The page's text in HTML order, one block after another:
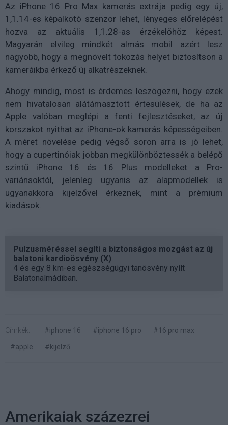
Az iPhone 16 Pro Max kamerás extrája pedig egy új,
1,1.14-es képalkotó szenzor lehet, lényeges előrelépést
hozva az aktuális 1,1.28-as érzékelőhöz képest.
Magyarán elvileg mindkét almás mobil azért lesz
nagyobb, hogy a megnövelt tokozás helyet biztosítson a
kameráikba érkező új alkatrészeknek.
Ahogy mindig, most is érdemes leszögezni, hogy ezek
nem hivatalosan alátámasztott értesülések, de ha az
Apple valóban meglépi a fenti fejlesztéseket, az új
korszakot nyithat az iPhone-ok kamerás képességeiben.
A méret növelése pedig végső soron arra is jó lehet,
hogy a cupertinóiak jobban megkülönböztessék a belépő
szintű iPhone 16 és 16 Plus modelleket a Pro-
variánsoktól, jelenleg ugyanis az alapmodellek is
ugyanakkora kijelzővel érkeznek, mint a prémium
kiadások.
Pulzusméréssel segíti a biztonságos mozgást az új
balatoni kardioösvény (X)
4 és egy 8 km-es egészségügyi tanösvény nyílt
Balatonalmádiban.
Címkék: #iphone 16 #iphone 16 pro
#16 pro max
#apple
#kijelző
Amerikaiak százezrei